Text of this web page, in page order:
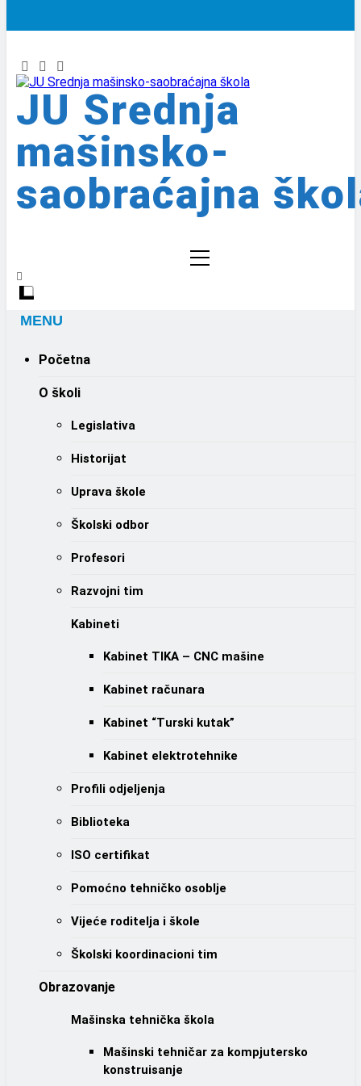
JU Srednja
mašinsko-
saobraćajna
MENU
Početna
O školi
Legislativa
Historijat
Uprava škole
Školski odbor
Profesori
Razvojni tim
Kabineti
Kabinet TIKA – CNC mašine
Kabinet računara
Kabinet “Turski kutak”
Kabinet elektrotehnike
Profili odjeljenja
Biblioteka
ISO certifikat
Pomoćno tehničko osoblje
Vijeće roditelja i škole
Školski koordinacioni tim
Obrazovanje
Mašinska tehnička škola
Mašinski tehničar za kompjutersko
konstruisanje